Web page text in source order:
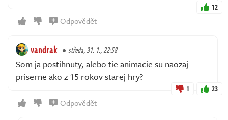
12
Odpovědět
vandrak středa, 31. 1., 22:58
Som ja postihnuty, alebo tie animacie su naozaj
priserne ako z 15 rokov starej hry?
1 23
Odpovědět